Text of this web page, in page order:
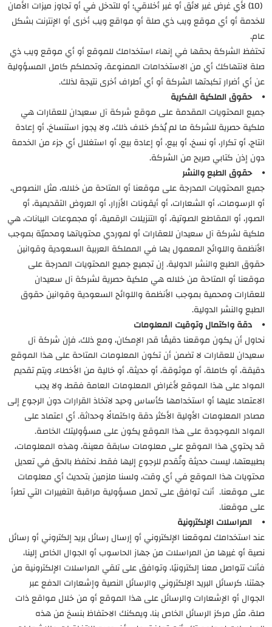
(10) لأي غرض غير لائق أو غير أخلاقي؛ أو للتدخل في أو تجاوز ميزات الأمان
للخدمة أو أي موقع ويب ذي صلة أو مواقع ويب أخرى أو الإنترنت بشكل
عام.
تحتفظ الشركة بحقها في إنهاء استخدامك للموقع أو أي موقع ويب ذي
صلة لانتهاكك أي من الاستخدامات الممنوعة، وتحملكم كامل المسؤولية
عن أي أضرار تكبدتها الشركة أو أي أطراف أخرى نتيجة لذلك.
⦁ حقوق الملكية الفكرية
جميع المحتويات المقدمة على موقع شركة آل سعيدان للعقارات هي
ملكية حصرية للشركة ما لم يُذكر خلاف ذلك، ولا يجوز استنساخ، أو إعادة
انتاج، أو تكرار، أو نسخ، أو بيع، أو إعادة بيع، أو استغلال أي جزء من الخدمة
دون إذن كتابي صريح من الشركة.
⦁ حقوق الطبع والنشر
جميع المحتويات المدرجة على موقعنا أو المتاحة من خلاله، مثل النصوص،
أو الرسومات، أو الشعارات، أو أيقونات الأزرار، أو العروض التقديمية، أو
الصور، أو المقاطع الصوتية، أو التنزيلات الرقمية، أو مجموعات البيانات، هي
ملكية لشركة آل سعيدان للعقارات أو لموردي محتوياتها ومحميّة بموجب
الأنظمة واللوائح المعمول بها في المملكة العربية السعودية وقوانين
حقوق الطبع والنشر الدولية. إن تجميع جميع المحتويات المدرجة على
موقعنا أو المتاحة من خلاله هي ملكية حصرية لشركة آل سعيدان
للعقارات ومحمية بموجب الأنظمة واللوائح السعودية وقوانين حقوق
الطبع والنشر الدولية.
⦁ دقة واكتمال وتوقيت المعلومات
نحاول أن يكون موقعنا دقيقًا قدر الإمكان، ومع ذلك، فإن شركة آل
سعيدان للعقارات لا تضمن أن تكون المعلومات المتاحة على هذا الموقع
دقيقة، أو كاملة، أو موثوقة، أو حديثة، أو خالية من الأخطاء. ويتم تقديم
المواد على هذا الموقع لأغراض المعلومات العامة فقط، ولا يجب
الاعتماد عليها أو استخدامها كأساس وحيد لاتخاذ القرارات دون الرجوع إلى
مصادر المعلومات الأولية الأكثر دقة واكتمالًا وحداثة. أي اعتماد على
المواد الموجودة على هذا الموقع يكون على مسؤوليتك الخاصة.
قد يحتوي هذا الموقع على معلومات سابقة معينة، وهذه المعلومات،
بطبيعتها، ليست حديثة وتُقدم للرجوع إليها فقط. نحتفظ بالحق في تعديل
محتويات هذا الموقع في أي وقت، ولسنا ملزمين بتحديث أي معلومات
على موقعنا. أنت توافق على تحمل مسؤولية مراقبة التغييرات التي تطرأ
على موقعنا.
⦁ المراسلات الإلكترونية
عند استخدامك لموقعنا الإلكتروني أو إرسال رسائل بريد إلكتروني أو رسائل
نصية أو غيرها من المراسلات من جهاز الحاسوب أو الجوال الخاص إلينا،
فأنت تتواصل معنا إلكترونيًا، وتوافق على تلقي المراسلات الإلكترونية من
جهتنا، كرسائل البريد الإلكتروني والرسائل النصية وإشعارات الدفع عبر
الجوال أو الإشعارات والرسائل على هذا الموقع أو من خلال مواقع ذات
صلة، مثل مركز الرسائل الخاص بنا، ويمكنك الاحتفاظ بنسخ من هذه